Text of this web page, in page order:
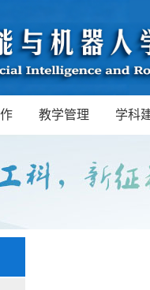
教学管理 学科